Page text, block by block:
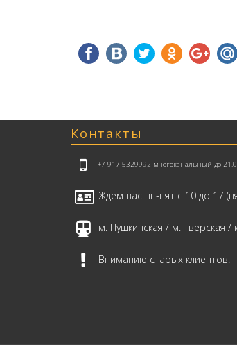
Контакты
+7 917 5329992 многоканальный до
Ждем вас пн-пят с 10 до 17
м. Пушкинская / м. Тверская /
Вниманию старых клиентов!